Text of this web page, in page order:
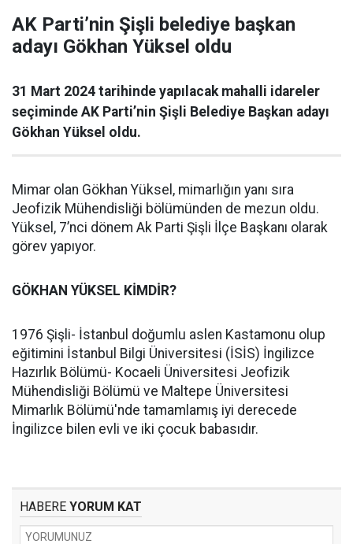
AK Parti’nin Şişli belediye başkan
adayı Gökhan Yüksel oldu
31 Mart 2024 tarihinde yapılacak mahalli idareler
seçiminde AK Parti’nin Şişli Belediye Başkan adayı
Gökhan Yüksel oldu.
Mimar olan Gökhan Yüksel, mimarlığın yanı sıra
Jeofizik Mühendisliği bölümünden de mezun oldu.
Yüksel, 7’nci dönem Ak Parti Şişli İlçe Başkanı olarak
görev yapıyor.
GÖKHAN YÜKSEL KİMDİR?
1976 Şişli- İstanbul doğumlu aslen Kastamonu olup
eğitimini İstanbul Bilgi Üniversitesi (İSİS) İngilizce
Hazırlık Bölümü- Kocaeli Üniversitesi Jeofizik
Mühendisliği Bölümü ve Maltepe Üniversitesi
Mimarlık Bölümü'nde tamamlamış iyi derecede
İngilizce bilen evli ve iki çocuk babasıdır.
HABERE YORUM KAT